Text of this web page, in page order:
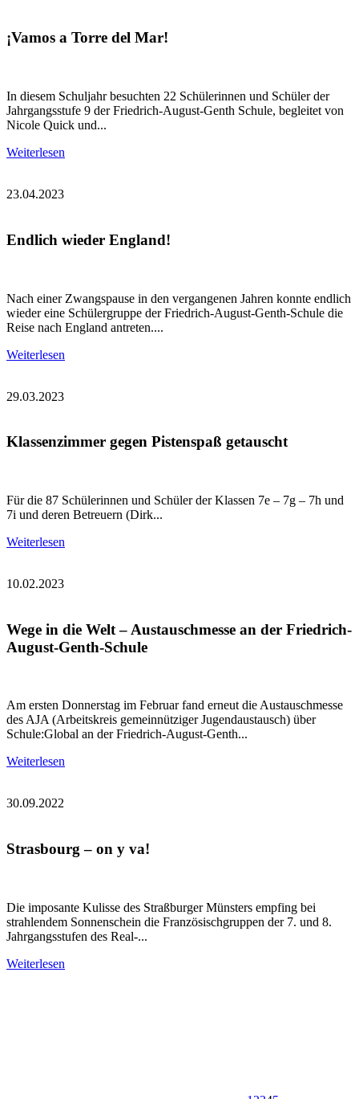
¡Vamos a Torre del Mar!
In diesem Schuljahr besuchten 22 Schülerinnen und Schüler der
Jahrgangsstufe 9 der Friedrich-August-Genth Schule, begleitet von
Nicole Quick und...
Weiterlesen
23.04.2023
Endlich wieder England!
Nach einer Zwangspause in den vergangenen Jahren konnte endlich
wieder eine Schülergruppe der Friedrich-August-Genth-Schule die
Reise nach England antreten....
Weiterlesen
29.03.2023
Klassenzimmer gegen Pistenspaß getauscht
Für die 87 Schülerinnen und Schüler der Klassen 7e – 7g – 7h und
7i und deren Betreuern (Dirk...
Weiterlesen
10.02.2023
Wege in die Welt – Austauschmesse an der Friedrich-
August-Genth-Schule
Am ersten Donnerstag im Februar fand erneut die Austauschmesse
des AJA (Arbeitskreis gemeinnütziger Jugendaustausch) über
Schule:Global an der Friedrich-August-Genth...
Weiterlesen
30.09.2022
Strasbourg – on y va!
Die imposante Kulisse des Straßburger Münsters empfing bei
strahlendem Sonnenschein die Französischgruppen der 7. und 8.
Jahrgangsstufen des Real-...
Weiterlesen